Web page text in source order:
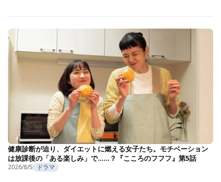
健康診断が迫り、ダイエットに燃える女子たち。モチベーション
は放課後の「ある楽しみ」で……？『こころのフフフ』第5話
2026/8/5 ドラマ